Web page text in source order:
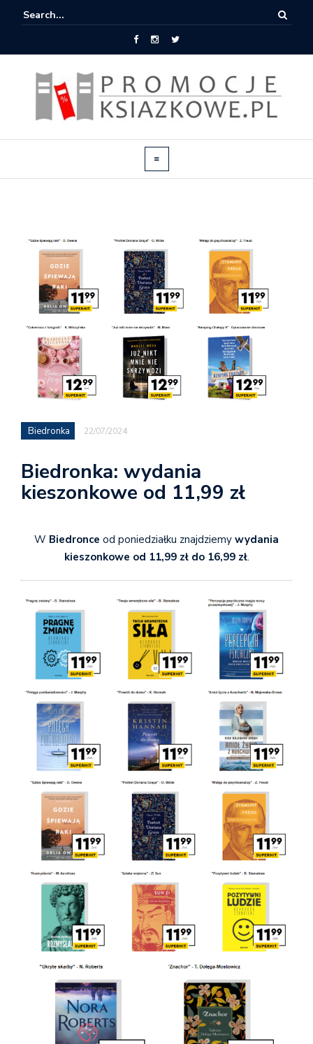
Biedronka 22/07/2024
Biedronka: wydania
kieszonkowe od 11,99 zł
W Biedronce od poniedziałku znajdziemy wydania
kieszonkowe od 11,99 zł do 16,99 zł.